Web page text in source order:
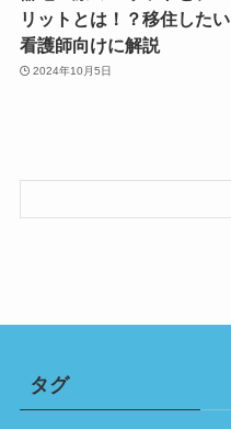
リットとは！？移住したい
看護師向けに解説
2024年10月5日
タグ